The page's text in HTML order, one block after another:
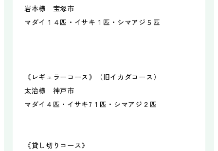
アクセス
よくある質問
岩本様 宝塚市
マダイ１４匹・イサキ１匹・シマアジ５匹
《レギュラーコース》（旧イカダコース）
太治様 神戸市
マダイ４匹・イサキ7１匹・シマアジ２匹
《貸し切りコース》